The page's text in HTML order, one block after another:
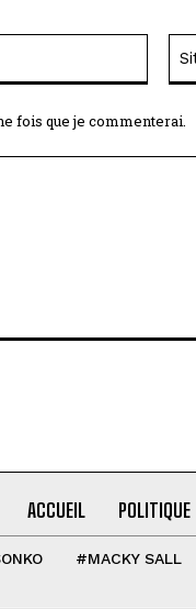
fois que je commenterai.
ACCUEIL POLITIQUE
#MACKY SALL